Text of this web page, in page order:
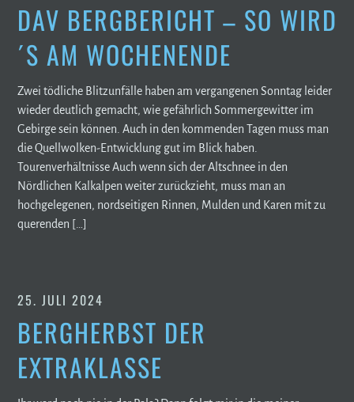
DAV BERGBERICHT – SO WIRD
´S AM WOCHENENDE
Zwei tödliche Blitzunfälle haben am vergangenen Sonntag leider
wieder deutlich gemacht, wie gefährlich Sommergewitter im
Gebirge sein können. Auch in den kommenden Tagen muss man
die Quellwolken-Entwicklung gut im Blick haben.
Tourenverhältnisse Auch wenn sich der Altschnee in den
Nördlichen Kalkalpen weiter zurückzieht, muss man an
hochgelegenen, nordseitigen Rinnen, Mulden und Karen mit zu
querenden […]
25. JULI 2024
BERGHERBST DER
EXTRAKLASSE